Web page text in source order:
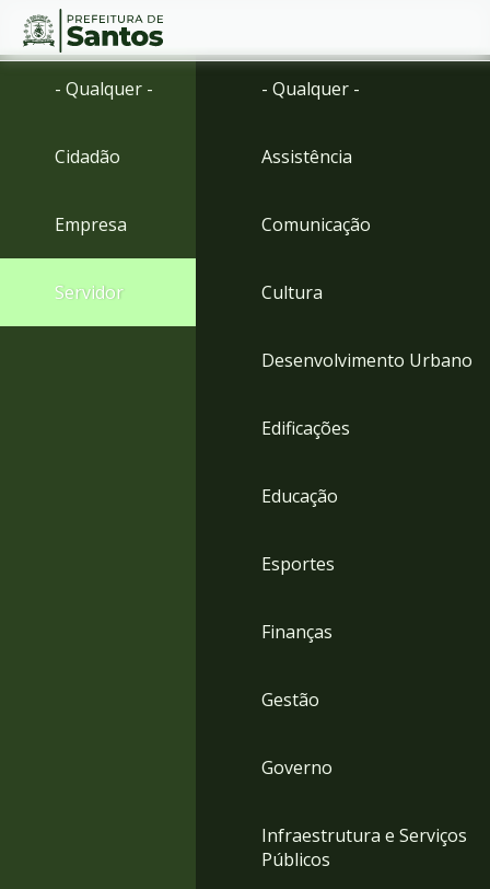
Ir
menu
para
Conteúdo
- Qualquer -
Cidadão
Empresa
Servidor
- Qualquer -
Assistência
Comunicação
Cultura
Desenvolvimento Urbano
Edificações
Educação
Esportes
Finanças
Gestão
Governo
Infraestrutura e Serviços
Públicos